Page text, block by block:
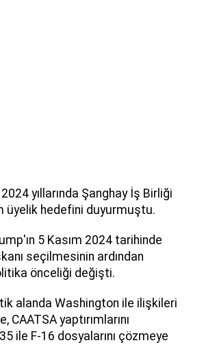
yıllarında Şanghay İş Birliği
üyelik hedefini duyurmuştu.
5 Kasım 2024 tarihinde
seçilmesinin ardından
önceliği değişti.
alanda Washington ile ilişkileri
yaptırımlarını
ile F-16 dosyalarını çözmeye